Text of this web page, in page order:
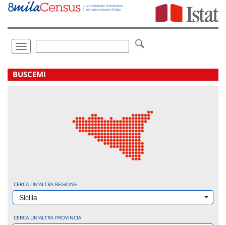
Vai
direttamente
Toggle
navigation
.
BUSCEMI
CERCA UN'ALTRA REGIONE
Sicilia
CERCA UN'ALTRA PROVINCIA